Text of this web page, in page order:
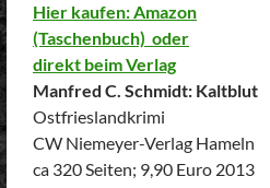
Hier kaufen: Amazon
(Taschenbuch) oder
direkt beim Verlag
Manfred C. Schmidt: Kaltblut
Ostfrieslandkrimi
CW Niemeyer-Verlag Hameln
ca 320 Seiten; 9,90 Euro 2013